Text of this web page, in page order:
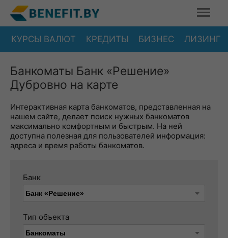
КУРСЫ ВАЛЮТ КРЕДИТЫ БИЗНЕС ЛИЗИНГ
Банкоматы Банк «Решение»
Дубровно на карте
Интерактивная карта банкоматов, представленная на
нашем сайте, делает поиск нужных банкоматов
максимально комфортным и быстрым. На ней
доступна полезная для пользователей информация:
адреса и время работы банкоматов.
Банк
Тип объекта